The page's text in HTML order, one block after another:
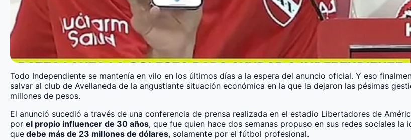
Todo Independiente se mantenía en vilo en los últimos días a la espera del anuncio oficial. Y eso
salvar al club de Avellaneda de la angustiante situación económica en la que la dejaron las pésimas
millones de pesos.
El anunció sucedió a través de una conferencia de prensa realizada en el estadio Libertadores de
por el propio influencer de 30 años, que fue quien hace dos semanas propuso en sus redes sociales
que debe más de 23 millones de dólares, solamente por el fútbol profesional.